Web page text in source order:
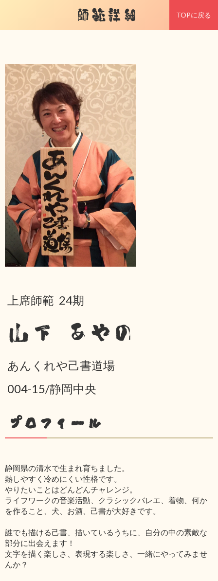
師範詳細 TOPに戻る
上席師範 24期
山下 あやの
あんくれや己書道場
004-15/静岡中央
プロフィール
静岡県の清水で生まれ育ちました。
熱しやすく冷めにくい性格です。
やりたいことはどんどんチャレンジ。
ライフワークの音楽活動、クラシックバレエ、着物、何か
を作ること、犬、お酒、己書が大好きです。
誰でも描ける己書、描いているうちに、自分の中の素敵な
部分に出会えます！
文字を描く楽しさ、表現する楽しさ、一緒にやってみませ
んか？